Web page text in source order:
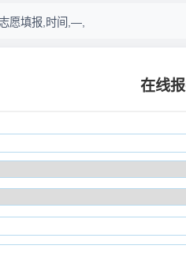
愿填报,时间,—,
在线